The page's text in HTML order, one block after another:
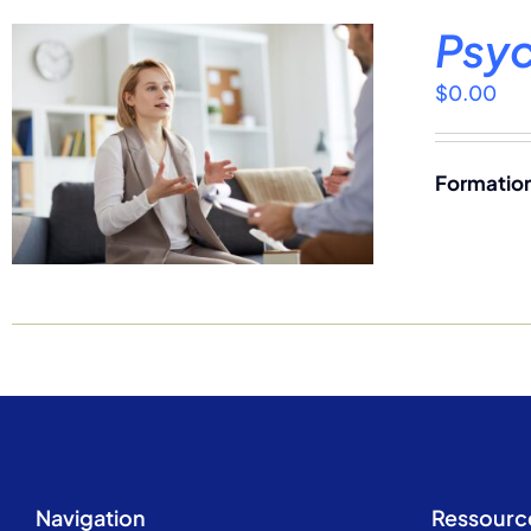
$0.00
Navigation